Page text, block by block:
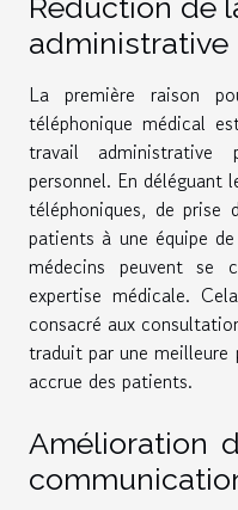
administrative
La première raison
téléphonique médical
travail
personnel. En déléguant
téléphoniques, de prise
patients à une équipe
médecins peuvent se
expertise médicale.
consacré aux
traduit par une
accrue des patients.
Amélioration